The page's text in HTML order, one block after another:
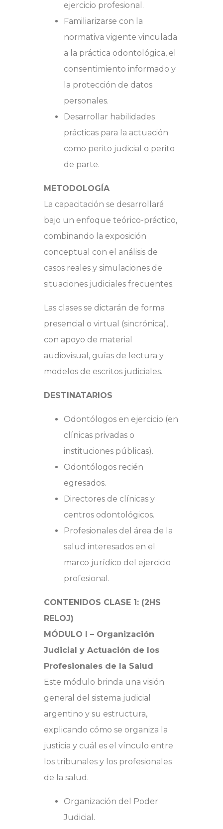
ejercicio profesional.
Familiarizarse con la
normativa vigente vinculada
a la práctica odontológica, el
consentimiento informado y
la protección de datos
personales.
Desarrollar habilidades
prácticas para la actuación
como perito judicial o perito
de parte.
METODOLOGÍA
La capacitación se desarrollará
bajo un enfoque teórico-práctico,
combinando la exposición
conceptual con el análisis de
casos reales y simulaciones de
situaciones judiciales frecuentes.
Las clases se dictarán de forma
presencial o virtual (sincrónica),
con apoyo de material
audiovisual, guías de lectura y
modelos de escritos judiciales.
DESTINATARIOS
Odontólogos en ejercicio (en
clínicas privadas o
instituciones públicas).
Odontólogos recién
egresados.
Directores de clínicas y
centros odontológicos.
Profesionales del área de la
salud interesados en el
marco jurídico del ejercicio
profesional.
CONTENIDOS CLASE 1: (2HS
RELOJ)
MÓDULO I – Organización
Judicial y Actuación de los
Profesionales de la Salud
Este módulo brinda una visión
general del sistema judicial
argentino y su estructura,
explicando cómo se organiza la
justicia y cuál es el vínculo entre
los tribunales y los profesionales
de la salud.
Organización del Poder
Judicial.